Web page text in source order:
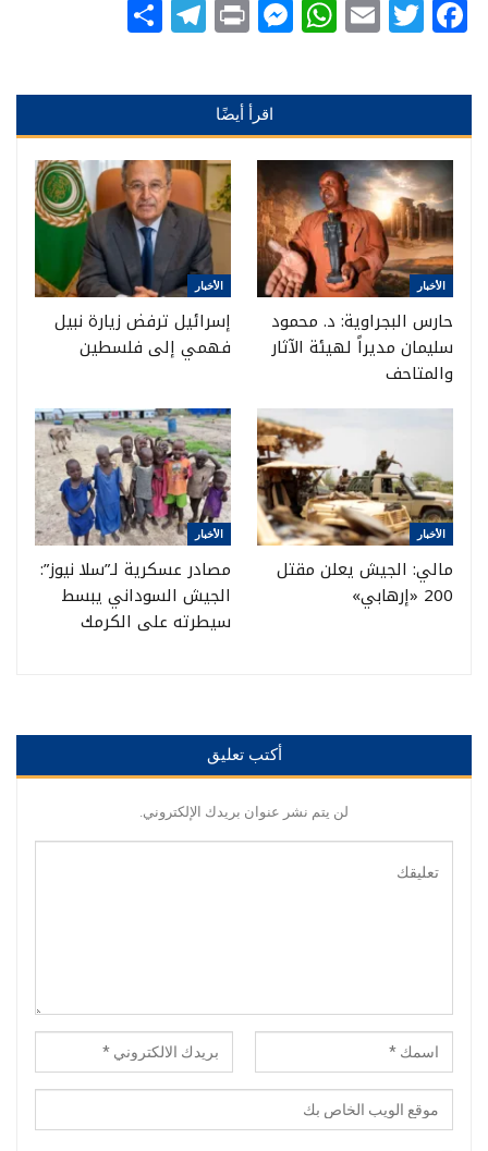
Facebook
Twitter
Email
WhatsApp
Messenger
Print
Telegram
اقرأ أيضًا
الأخبار
حارس البجراوية: د. محمود
سليمان مديراً لهيئة الآثار
والمتاحف
الأخبار
إسرائيل ترفض زيارة نبيل
فهمي إلى فلسطين
الأخبار
مالي: الجيش يعلن مقتل
200 «إرهابي»
الأخبار
مصادر عسكرية لـ”سلا نيوز”:
الجيش السوداني يبسط
سيطرته على الكرمك
أكتب تعليق
لن يتم نشر عنوان بريدك الإلكتروني.